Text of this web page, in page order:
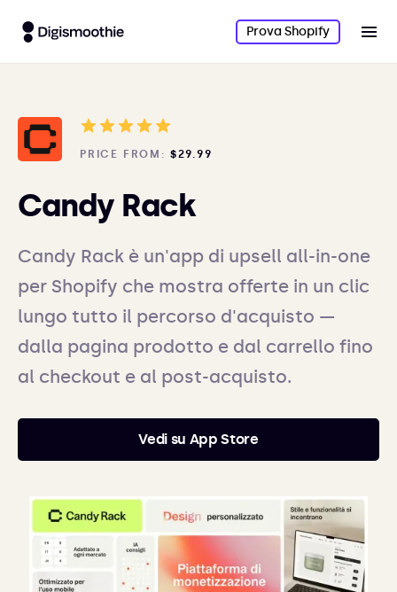
Prova Shopify
PRICE FROM: $29.99
Candy Rack
Candy Rack è un'app di upsell all-in-one
per Shopify che mostra offerte in un clic
lungo tutto il percorso d'acquisto —
dalla pagina prodotto e dal carrello fino
al checkout e al post-acquisto.
Vedi su App Store